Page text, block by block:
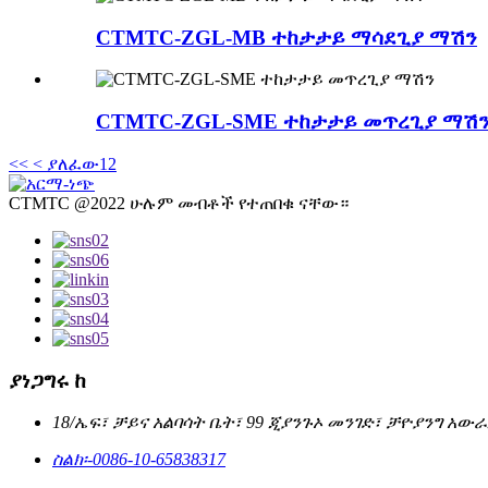
CTMTC-ZGL-MB ተከታታይ ማሳደጊያ ማሽን
CTMTC-ZGL-SME ተከታታይ መጥረጊያ
<< < ያለፈው1 2
CTMTC @2022 ሁሉም መብቶች የተጠበቁ ናቸው።
ያነጋግሩ ከ
18/ኤፍ፣ ቻይና አልባሳት ቤት፣ 99 ጂያንጉኦ መንገድ፣ ቻዮያንግ
ስልክ፡-0086-10-65838317